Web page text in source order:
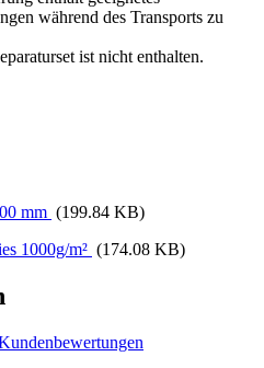
während des Transports zu
ist nicht enthalten.
mm (199.84 KB)
1000g/m² (174.08 KB)